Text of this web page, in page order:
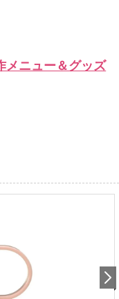
メニュー＆グッズ